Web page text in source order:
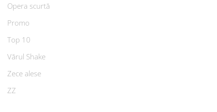
Opera scurtă
Promo
Top 10
Vărul Shake
Zece alese
ZZ